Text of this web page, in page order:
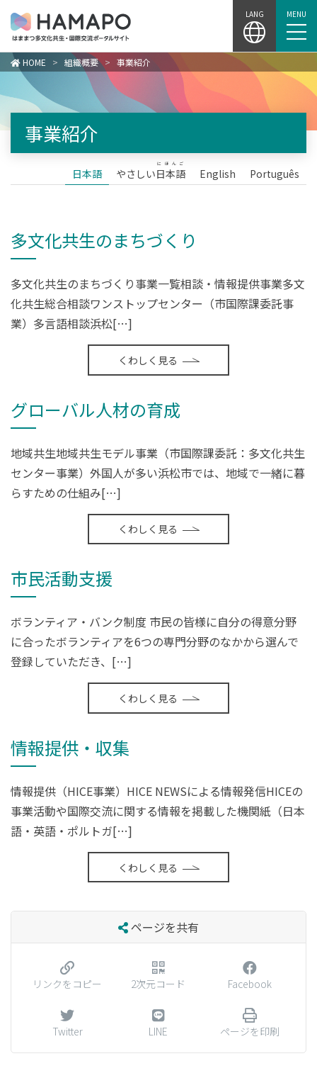
to
content
LANG MENU
HOME > 組織概要 > 事業紹介
事業紹介
日本語 やさしい日本語
にほんご
English Português
多文化共生のまちづくり
多文化共生のまちづくり事業一覧相談・情報提供事業多文
化共生総合相談ワンストップセンター（市国際課委託事
業）多言語相談浜松[…]
くわしく見る
グローバル人材の育成
地域共生地域共生モデル事業（市国際課委託：多文化共生
センター事業）外国人が多い浜松市では、地域で一緒に暮
らすための仕組み[…]
くわしく見る
市民活動支援
ボランティア・バンク制度 市民の皆様に自分の得意分野
に合ったボランティアを6つの専門分野のなかから選んで
登録していただき、[…]
くわしく見る
情報提供・収集
情報提供（HICE事業）HICE NEWSによる情報発信HICEの
事業活動や国際交流に関する情報を掲載した機関紙（日本
語・英語・ポルトガ[…]
くわしく見る
ページを共有
リンクをコピー 2次元コード Facebook
Twitter LINE ページを印刷